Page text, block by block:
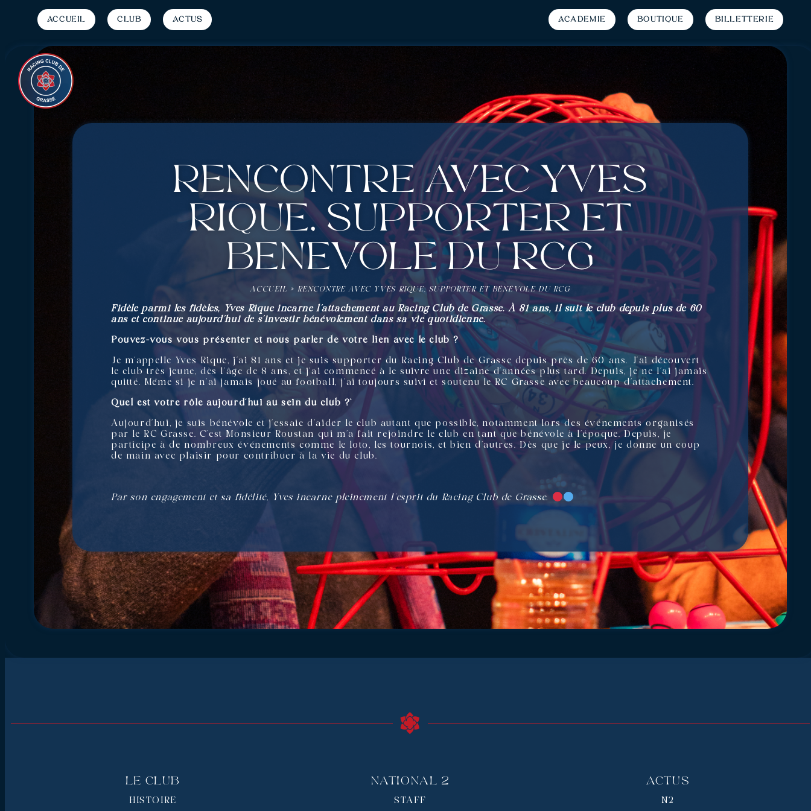
Accueil Club Actus Académie Boutique Billetterie
Rencontre avec Yves
Rique, supporter et
bénévole du RCG
ACCUEIL » RENCONTRE AVEC YVES RIQUE, SUPPORTER ET BÉNÉVOLE DU RCG
Fidèle parmi les fidèles, Yves Rique incarne l’attachement au Racing Club de Grasse. À 81 ans, il suit le club depuis plus de 60
ans et continue aujourd’hui de s’investir bénévolement dans sa vie quotidienne.
Pouvez-vous vous présenter et nous parler de votre lien avec le club ?
Je m’appelle Yves Rique, j’ai 81 ans et je suis supporter du Racing Club de Grasse depuis près de 60 ans. J’ai découvert
le club très jeune, dès l’âge de 8 ans, et j’ai commencé à le suivre une dizaine d’années plus tard. Depuis, je ne l’ai jamais
quitté. Même si je n’ai jamais joué au football, j’ai toujours suivi et soutenu le RC Grasse avec beaucoup d’attachement.
Quel est votre rôle aujourd’hui au sein du club ?`
Aujourd’hui, je suis bénévole et j’essaie d’aider le club autant que possible, notamment lors des événements organisés
par le RC Grasse. C’est Monsieur Roustan qui m’a fait rejoindre le club en tant que bénévole à l’époque. Depuis, je
participe à de nombreux événements comme le loto, les tournois, et bien d’autres. Dès que je le peux, je donne un coup
de main avec plaisir pour contribuer à la vie du club.
Par son engagement et sa fidélité, Yves incarne pleinement l’esprit du Racing Club de Grasse.
Le Club
HISTOIRE
National 2
STAFF
Actus
N2